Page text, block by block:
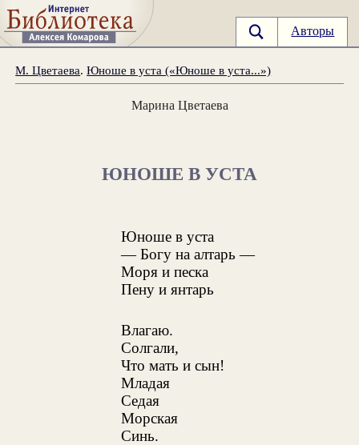
Авторы
М. Цветаева.Юноше в уста («Юноше в уста...»)
Марина Цветаева
ЮНОШЕ В УСТА
Юноше в уста
— Богу на алтарь —
Моря и песка
Пену и янтарь
Влагаю.
Солгали,
Что мать и сын!
Младая
Седая
Морская
Синь.